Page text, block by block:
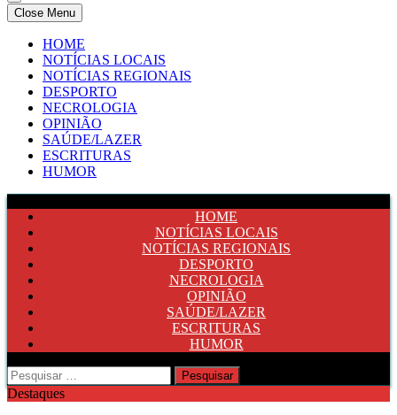
Comercio e Noticias
Notícias e Publicidade Online
Close Menu
HOME
NOTÍCIAS LOCAIS
NOTÍCIAS REGIONAIS
DESPORTO
NECROLOGIA
OPINIÃO
SAÚDE/LAZER
ESCRITURAS
HUMOR
HOME
NOTÍCIAS LOCAIS
NOTÍCIAS REGIONAIS
DESPORTO
NECROLOGIA
OPINIÃO
SAÚDE/LAZER
ESCRITURAS
HUMOR
Pesquisar
por:
Destaques